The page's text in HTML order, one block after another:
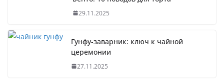
29.11.2025
Гунфу-заварник: ключ к чайной
церемонии
27.11.2025